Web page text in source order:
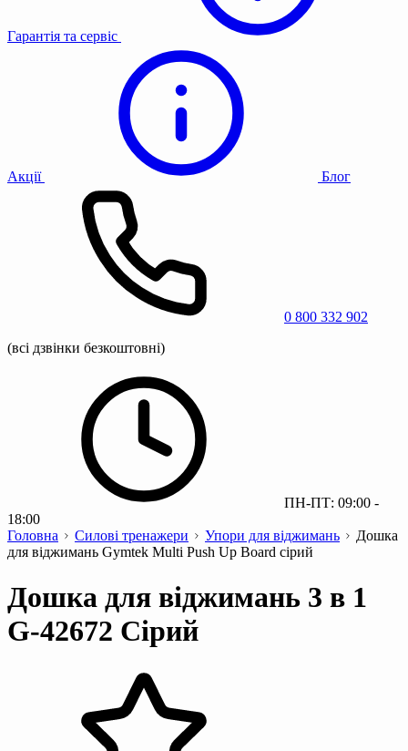
Гарантія та сервіс
Акції Блог
0 800 332 902
(всі дзвінки безкоштовні)
ПН-ПТ: 09:00 -
18:00
Головна
Силові тренажери Упори для віджимань
Дошка
для віджимань Gymtek Multi Push Up Board сірий
Дошка для віджимань 3 в 1
G-42672 Сірий